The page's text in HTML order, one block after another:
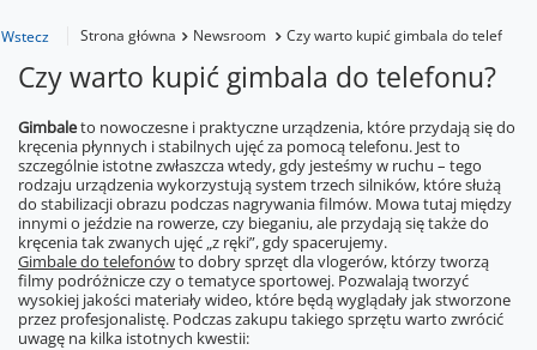
Wstecz Strona główna Newsroom Czy warto kupić gimbala do telefonu?
Czy warto kupić gimbala do telefonu?
Gimbaleto nowoczesne i praktyczne urządzenia, które przydają się do
kręcenia płynnych i stabilnych ujęć za pomocą telefonu. Jest to
szczególnie istotne zwłaszcza wtedy, gdy jesteśmy w ruchu – tego
rodzaju urządzenia wykorzystują system trzech silników, które służą
do stabilizacji obrazu podczas nagrywania filmów. Mowa tutaj między
innymi o jeździe na rowerze, czy bieganiu, ale przydają się także do
kręcenia tak zwanych ujęć „z ręki”, gdy spacerujemy.
Gimbale do telefonówto dobry sprzęt dla vlogerów, którzy tworzą
filmy podróżnicze czy o tematyce sportowej. Pozwalają tworzyć
wysokiej jakości materiały wideo, które będą wyglądały jak stworzone
przez profesjonalistę. Podczas zakupu takiego sprzętu warto zwrócić
uwagę na kilka istotnych kwestii: